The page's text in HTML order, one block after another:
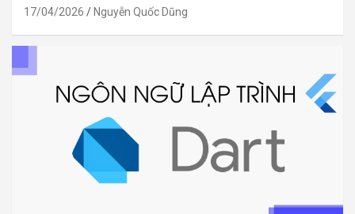
17/04/2026 Nguyễn Quốc Dũng